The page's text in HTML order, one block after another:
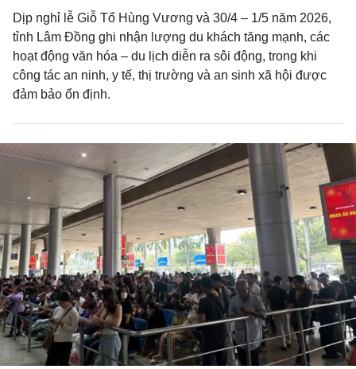
Dịp nghỉ lễ Giỗ Tổ Hùng Vương và 30/4 – 1/5 năm 2026,
tỉnh Lâm Đồng ghi nhận lượng du khách tăng mạnh, các
hoạt động văn hóa – du lịch diễn ra sôi động, trong khi
công tác an ninh, y tế, thị trường và an sinh xã hội được
đảm bảo ổn định.